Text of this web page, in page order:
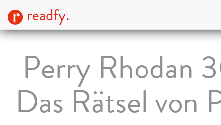
readfy.
Perry Rhodan
Das Rätsel von